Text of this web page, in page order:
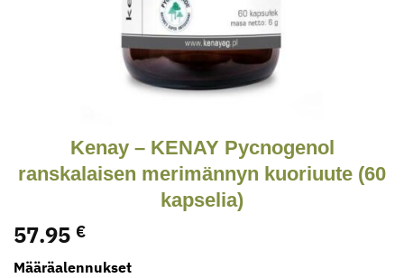
Kenay – KENAY Pycnogenol
ranskalaisen merimännyn kuoriuute (60
kapselia)
57.95 €
Määräalennukset